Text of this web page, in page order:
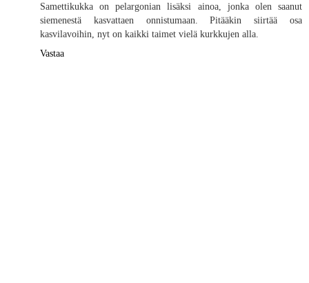
Samettikukka on pelargonian lisäksi ainoa, jonka olen saanut
siemenestä kasvattaen onnistumaan. Pitääkin siirtää osa
kasvilavoihin, nyt on kaikki taimet vielä kurkkujen alla.
Vastaa